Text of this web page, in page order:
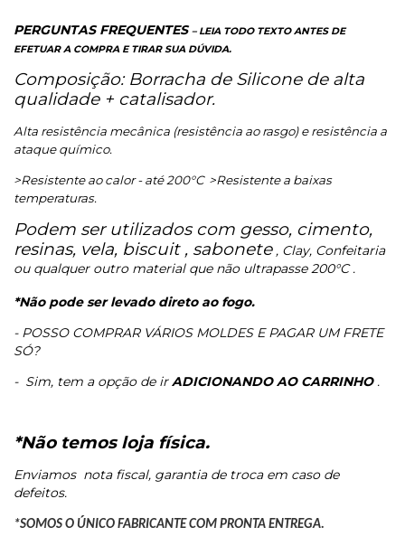
PERGUNTAS FREQUENTES – LEIA TODO TEXTO ANTES DE
EFETUAR A COMPRA E TIRAR SUA DÚVIDA.
Composição: Borracha de Silicone de alta
qualidade + catalisador.
Alta resistência mecânica (resistência ao rasgo) e resistência a
ataque químico.
>Resistente ao calor - até 200°C >Resistente a baixas
temperaturas.
Podem ser utilizados com gesso, cimento,
resinas, vela, biscuit , sabonete, Clay, Confeitaria
ou qualquer outro material que não ultrapasse 200°C .
*Não pode ser levado direto ao fogo.
- POSSO COMPRAR VÁRIOS MOLDES E PAGAR UM FRETE
SÓ?
- Sim, tem a opção de irADICIONANDO AO CARRINHO.
*Não temos loja física.
Enviamos nota fiscal, garantia de troca em caso de
defeitos.
*SOMOS O ÚNICO FABRICANTE COM PRONTA ENTREGA.